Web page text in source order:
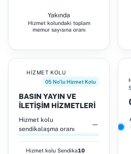
Yakında
Hizmet kolundaki toplam
memur sayısına oranı
HIZMET KOLU
05 No'lu Hizmet Kolu
BASIN YAYIN VE
İLETİŞİM HİZMETLERİ
Hizmet kolu
sendikalaşma oranı
—
Hizmet kolu Sendika10